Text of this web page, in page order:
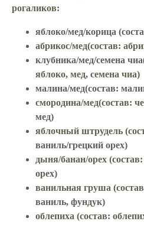
рогаликов:
яблоко/мед/корица
абрикос/мед(состав:
клубника/мед/семена чиа
яблоко, мед, семена чиа)
малина/мед(состав:
смородина/мед(состав:
мед)
яблочный штрудель
ваниль/грецкий орех)
дыня/банан/орех
орех)
ванильная груша
ваниль, фундук)
облепиха (состав: